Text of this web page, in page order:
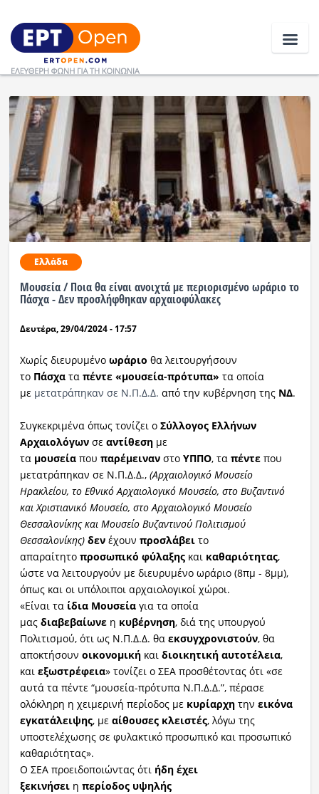
Ειδήσεις
Ελλάδα
Κοινωνία
Πολιτική
Οικονομία
Αθλητικά
Κόσμος
Εκπομπές
Πολιτισμός
Ελλάδα
Μουσεία / Ποια θα είναι ανοιχτά με περιορισμένο ωράριο το
Πάσχα - Δεν προσλήφθηκαν αρχαιοφύλακες
Δευτέρα, 29/04/2024 - 17:57
Χωρίς διευρυμένο ωράριο θα λειτουργήσουν
το Πάσχα τα πέντε «μουσεία-πρότυπα» τα οποία
με μετατράπηκαν σε Ν.Π.Δ.Δ. από την κυβέρνηση της ΝΔ.
Συγκεκριμένα όπως τονίζει ο Σύλλογος Ελλήνων
Αρχαιολόγωνσε αντίθεση με
τα μουσεία που παρέμειναν στο ΥΠΠΟ, τα πέντε που
μετατράπηκαν σε Ν.Π.Δ.Δ., (Αρχαιολογικό Μουσείο
Ηρακλείου, το Εθνικό Αρχαιολογικό Μουσείο, στο Βυζαντινό
και Χριστιανικό Μουσείο, στο Αρχαιολογικό Μουσείο
Θεσσαλονίκης και Μουσείο Βυζαντινού Πολιτισμού
Θεσσαλονίκης) δεν έχουν προσλάβει το
απαραίτητο προσωπικό φύλαξης και καθαριότητας,
ώστε να λειτουργούν με διευρυμένο ωράριο (8πμ - 8μμ),
όπως και οι υπόλοιποι αρχαιολογικοί χώροι.
«Είναι τα ίδια Μουσεία για τα οποία
μας διαβεβαίωνε η κυβέρνηση, διά της υπουργού
Πολιτισμού, ότι ως Ν.Π.Δ.Δ. θα εκσυγχρονιστούν, θα
αποκτήσουν οικονομική και διοικητική αυτοτέλεια,
και εξωστρέφεια» τονίζει ο ΣΕΑ προσθέτοντας ότι «σε
αυτά τα πέντε “μουσεία-πρότυπα Ν.Π.Δ.Δ.”, πέρασε
ολόκληρη η χειμερινή περίοδος με κυρίαρχη την εικόνα
εγκατάλειψης, με αίθουσες κλειστές, λόγω της
υποστελέχωσης σε φυλακτικό προσωπικό και προσωπικό
καθαριότητας».
Ο ΣΕΑ προειδοποιώντας ότι ήδη έχει
ξεκινήσει η περίοδος υψηλής